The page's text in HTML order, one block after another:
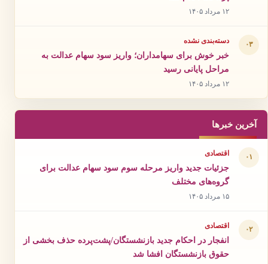
۱۲ مرداد ۱۴۰۵
۰۳ دسته‌بندی نشده
خبر خوش برای سهامداران؛ واریز سود سهام عدالت به
مراحل پایانی رسید
۱۲ مرداد ۱۴۰۵
آخرین خبرها
۰۱ اقتصادی
جزئیات جدید واریز مرحله سوم سود سهام عدالت برای
گروه‌های مختلف
۱۵ مرداد ۱۴۰۵
۰۲ اقتصادی
انفجار در احکام جدید بازنشستگان/پشت‌پرده حذف بخشی از
حقوق بازنشستگان افشا شد